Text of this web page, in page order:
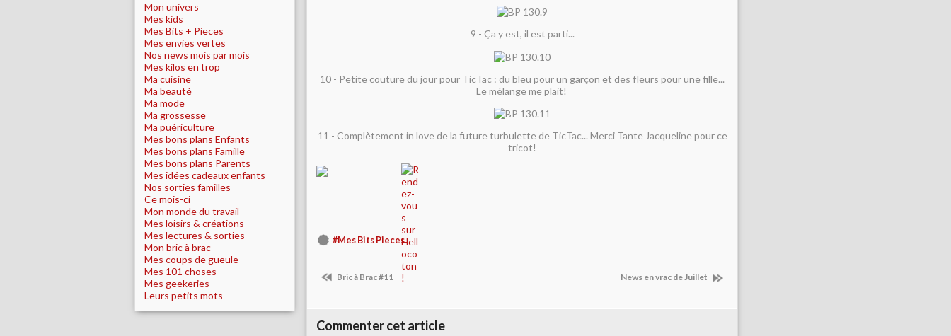
Mon univers
Mes kids
Mes Bits + Pieces
Mes envies vertes
Nos news mois par mois
Mes kilos en trop
Ma cuisine
Ma beauté
Ma mode
Ma grossesse
Ma puériculture
Mes bons plans Enfants
Mes bons plans Famille
Mes bons plans Parents
Mes idées cadeaux enfants
Nos sorties familles
Ce mois-ci
Mon monde du travail
Mes loisirs & créations
Mes lectures & sorties
Mon bric à brac
Mes coups de gueule
Mes 101 choses
Mes geekeries
Leurs petits mots
9 - Ça y est, il est parti...
10 - Petite couture du jour pour TicTac : du bleu pour un garçon et des fleurs pour une fille...
Le mélange me plait!
11 - Complètement in love de la future turbulette de TicTac... Merci Tante Jacqueline pour ce
tricot!
#Mes Bits Pieces
Bric à Brac #11 News en vrac de Juillet
Commenter cet article